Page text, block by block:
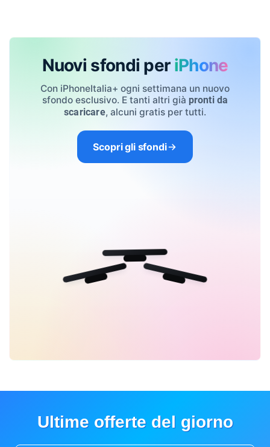
Nuovi sfondi per iPhone
Con iPhoneItalia+ ogni settimana un nuovo
sfondo esclusivo. E tanti altri già pronti da
scaricare, alcuni gratis per tutti.
Scopri gli sfondi
Ultime offerte del giorno